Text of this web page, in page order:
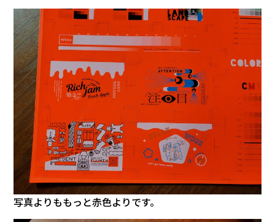
写真よりももっと赤色よりです。